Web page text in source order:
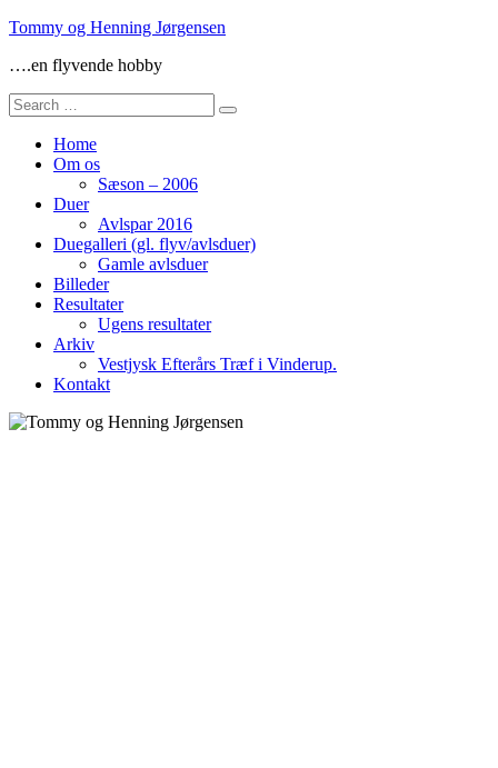
Skip
content
Tommy og Henning Jørgensen
….en flyvende hobby
Search
for:
Home
Om os
Sæson – 2006
Duer
Avlspar 2016
Duegalleri (gl. flyv/avlsduer)
Gamle avlsduer
Billeder
Resultater
Ugens resultater
Arkiv
Vestjysk Efterårs Træf i Vinderup.
Kontakt